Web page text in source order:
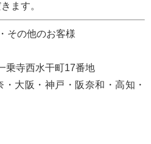
ます。
その他のお客様
乗寺西水干町17番地
・大阪・神戸・阪奈和・高知・
プ